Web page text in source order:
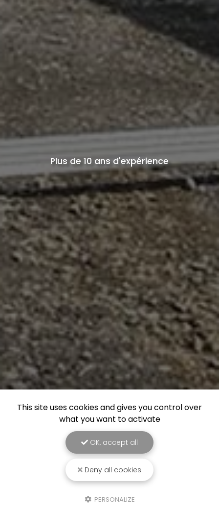
Plus de 10 ans d'expérience
This site uses cookies and gives you control over
what you want to activate
OK, accept all
Deny all cookies
PERSONALIZE